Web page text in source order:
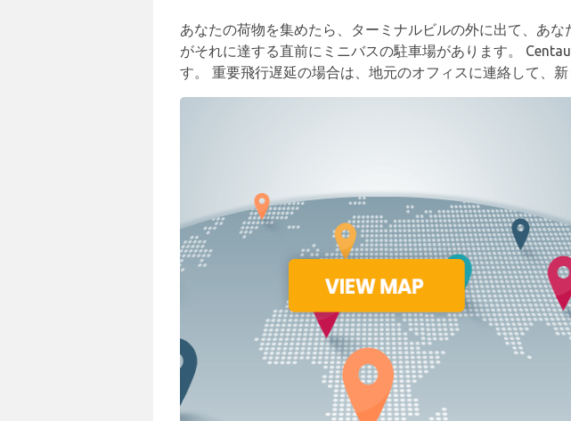
あなたの荷物を集めたら、ターミナルビルの外に出て、あ
がそれに達する直前にミニバスの駐車場があります。
す。 重要飛行遅延の場合は、地元のオフィスに連絡して、